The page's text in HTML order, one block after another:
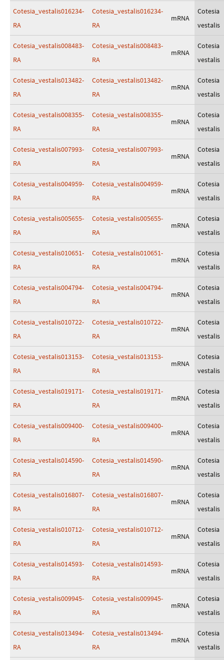
Cotesia_vestalis016234-
RA
Cotesia_vestalis016234-
RA
mRNA
Cotesia
vestalis
Cotesia_vestalis008483-
RA
Cotesia_vestalis008483-
RA
mRNA
Cotesia
vestalis
Cotesia_vestalis013482-
RA
Cotesia_vestalis013482-
RA
mRNA
Cotesia
vestalis
Cotesia_vestalis008355-
RA
Cotesia_vestalis008355-
RA
mRNA
Cotesia
vestalis
Cotesia_vestalis007993-
RA
Cotesia_vestalis007993-
RA
mRNA
Cotesia
vestalis
Cotesia_vestalis004959-
RA
Cotesia_vestalis004959-
RA
mRNA
Cotesia
vestalis
Cotesia_vestalis005655-
RA
Cotesia_vestalis005655-
RA
mRNA
Cotesia
vestalis
Cotesia_vestalis010651-
RA
Cotesia_vestalis010651-
RA
mRNA
Cotesia
vestalis
Cotesia_vestalis004794-
RA
Cotesia_vestalis004794-
RA
mRNA
Cotesia
vestalis
Cotesia_vestalis010722-
RA
Cotesia_vestalis010722-
RA
mRNA
Cotesia
vestalis
Cotesia_vestalis013153-
RA
Cotesia_vestalis013153-
RA
mRNA
Cotesia
vestalis
Cotesia_vestalis019171-
RA
Cotesia_vestalis019171-
RA
mRNA
Cotesia
vestalis
Cotesia_vestalis009400-
RA
Cotesia_vestalis009400-
RA
mRNA
Cotesia
vestalis
Cotesia_vestalis014590-
RA
Cotesia_vestalis014590-
RA
mRNA
Cotesia
vestalis
Cotesia_vestalis016807-
RA
Cotesia_vestalis016807-
RA
mRNA
Cotesia
vestalis
Cotesia_vestalis010712-
RA
Cotesia_vestalis010712-
RA
mRNA
Cotesia
vestalis
Cotesia_vestalis014593-
RA
Cotesia_vestalis014593-
RA
mRNA
Cotesia
vestalis
Cotesia_vestalis009945-
RA
Cotesia_vestalis009945-
RA
mRNA
Cotesia
vestalis
Cotesia_vestalis013494-
RA
Cotesia_vestalis013494-
RA
mRNA
Cotesia
vestalis